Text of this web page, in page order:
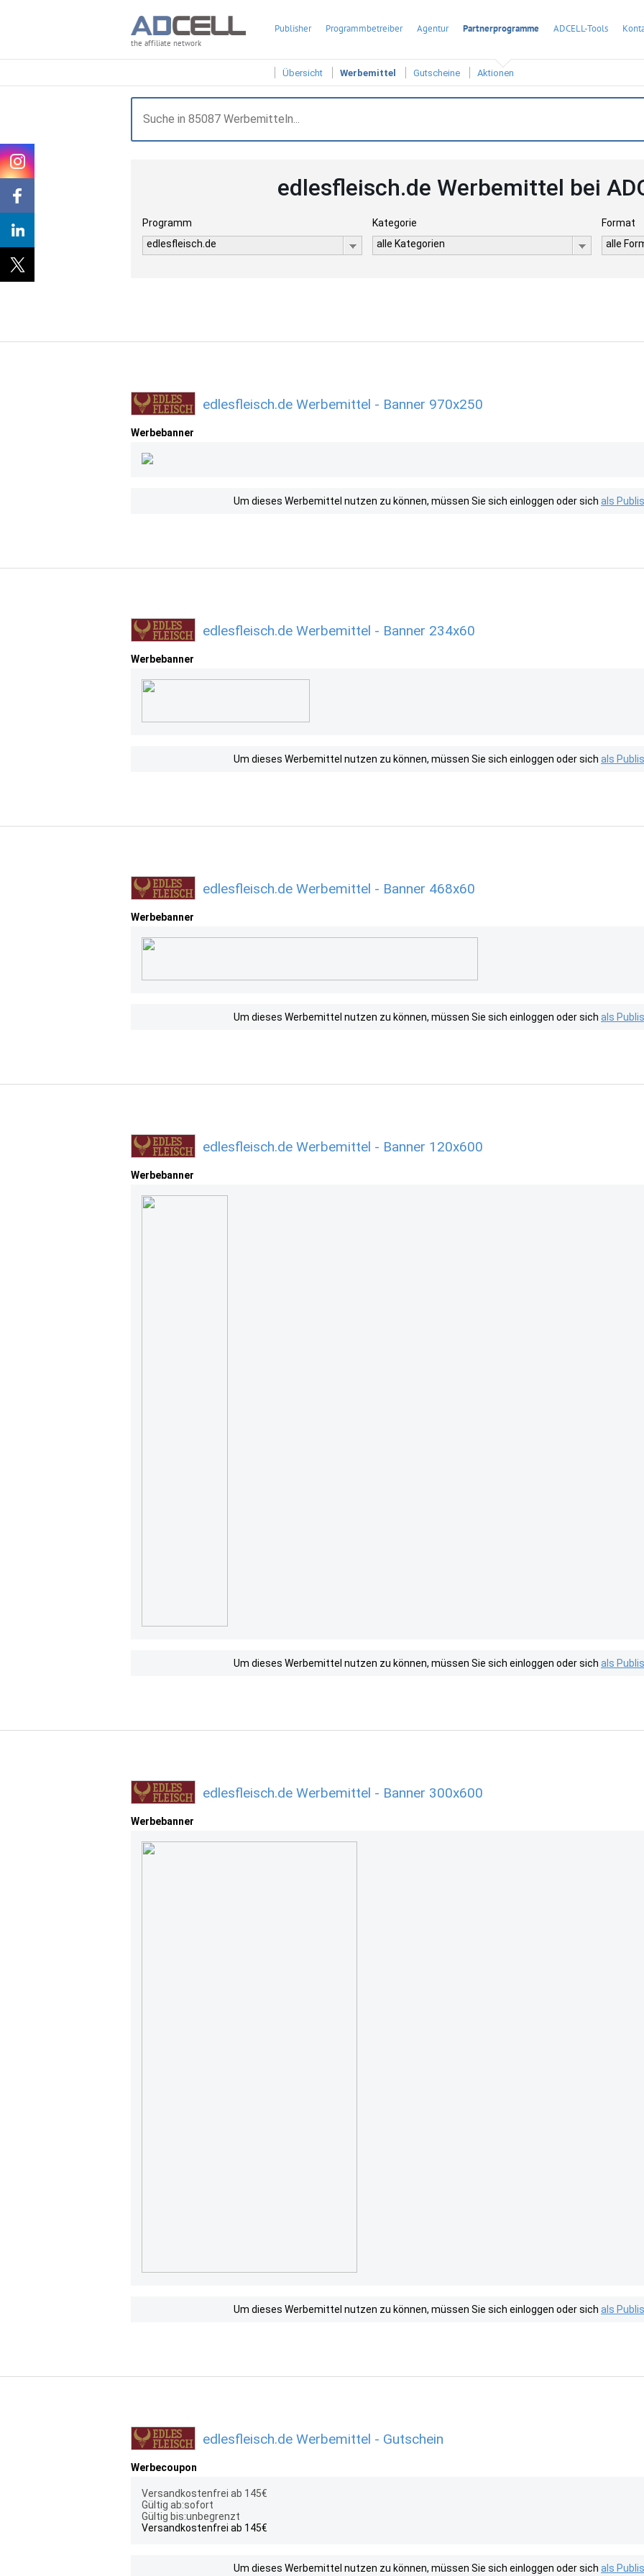
the affiliate network
Publisher Programmbetreiber Agentur Partnerprogramme ADCELL-Tools
Übersicht Werbemittel Gutscheine Aktionen
edlesfleisch.de Werbemittel bei
Programm
edlesfleisch.de
Kategorie
alle Kategorien
Format
alle
edlesfleisch.de Werbemittel - Banner 970x250
Werbebanner
Um dieses Werbemittel nutzen zu können, müssen Sie sich einloggen oder sich als
edlesfleisch.de Werbemittel - Banner 234x60
Werbebanner
Um dieses Werbemittel nutzen zu können, müssen Sie sich einloggen oder sich als
edlesfleisch.de Werbemittel - Banner 468x60
Werbebanner
Um dieses Werbemittel nutzen zu können, müssen Sie sich einloggen oder sich als
edlesfleisch.de Werbemittel - Banner 120x600
Werbebanner
Um dieses Werbemittel nutzen zu können, müssen Sie sich einloggen oder sich als
edlesfleisch.de Werbemittel - Banner 300x600
Werbebanner
Um dieses Werbemittel nutzen zu können, müssen Sie sich einloggen oder sich als
edlesfleisch.de Werbemittel - Gutschein
Werbecoupon
Versandkostenfrei ab 145€
Gültig ab:sofort
Gültig bis:unbegrenzt
Versandkostenfrei ab 145€
Um dieses Werbemittel nutzen zu können, müssen Sie sich einloggen oder sich als